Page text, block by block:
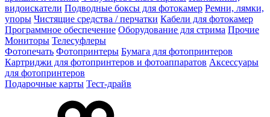
видоискатели Подводные боксы для фотокамер Ремни, лямки,
упоры Чистящие средства / перчатки Кабели для фотокамер
Программное обеспечение Оборудование для стрима Прочие
Мониторы Телесуфлеры
Фотопечать Фотопринтеры Бумага для фотопринтеров
Картриджи для фотопринтеров и фотоаппаратов Аксессуары
для фотопринтеров
Подарочные карты Тест-драйв